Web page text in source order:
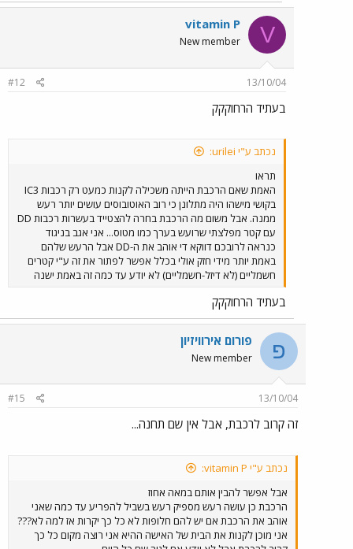
V
vitamin P
New member
13/10/04
#12
בעתיד הרחוקקק
נכתב ע"י urilei:
תראו
האמת שאם הרכבת הייתה משכילה לקנות כמעט רק רכבות IC3
בקושי מישהו היה מתלונן כי רוב האוטובוסים עושים יותר רעש
ממנה. אבל משום מה הרכבת בחרה להצטייד בעשרות רכבות DD
עם קטר מפלצתי שרועש בערך כמו מטוס... אני אגב בניגוד
כנראה לרובכם דווקא די אוהב את ה-DD אבל הרעש שלהם
באמת יותר מידי חזק אולי בכלל אפשר לפתור את זה ע"י קטרים
חשמליים (לא דיזל-חשמליים) לא יודע עד כמה זה באמת ישנה
בעתיד הרחוקקק
פ פורום אירוויזיון
New member
13/10/04
#15
זה קרוב לרכבת, אבל אין שם תחנה...
נכתב ע"י vitamin P:
אבל אפשר להבין אותם במאה אחוז
הרכבת כן עושה רעש מספיק רעש בשביל להפריע עד כמה שאני
אוהב את הרכבת אם יש להם חלופות לא כל כך יקרות אז למה לא???
אני מוכן לקנות את הבית של האישה ההיא אני רוצה מקום כל כך